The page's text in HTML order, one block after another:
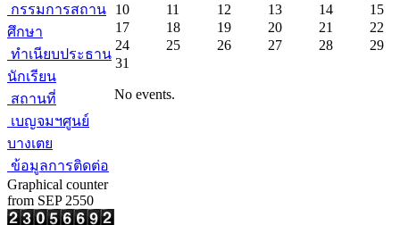
กรรมการสถาน
ศึกษา
ทำเนียบประธาน
นักเรียน
สถานที่
เบญจมฯศูนย์
บางเตย
ข้อมูลการติดต่อ
Graphical counter
from SEP 2550
10
11 12 13 14
15
17
18 19 20 21
22
24
25 26 27 28
29
31
No events.